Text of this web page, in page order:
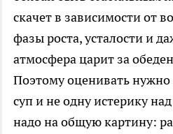
скачет в зависимости от
фазы роста, усталости и
атмосфера царит за
Поэтому оценивать
суп и не одну истерику
надо на общую картину: